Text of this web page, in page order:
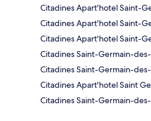
Citadines Apart'hotel Saint-
Citadines Apart'hotel Saint-
Citadines Apart'hotel Saint-
Citadines Saint-Germain-des-
Citadines Saint-Germain-
Citadines Apart'hotel Saint
Citadines Saint-Germain-